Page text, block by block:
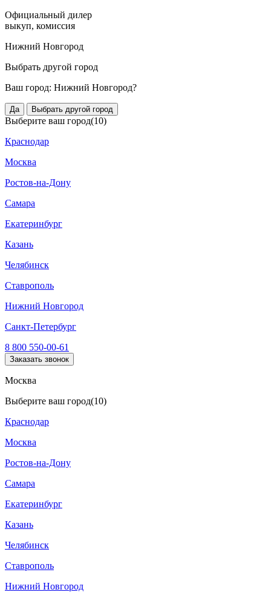
Официальный дилер
выкуп, комиссия
Нижний Новгород
Выбрать другой город
Ваш город: Нижний Новгород?
Да Выбрать другой город
Выберите ваш город(10)
Краснодар
Москва
Ростов-на-Дону
Самара
Екатеринбург
Казань
Челябинск
Ставрополь
Нижний Новгород
Санкт-Петербург
8 800 550-00-61
Заказать звонок
Москва
Выберите ваш город(10)
Краснодар
Москва
Ростов-на-Дону
Самара
Екатеринбург
Казань
Челябинск
Ставрополь
Нижний Новгород